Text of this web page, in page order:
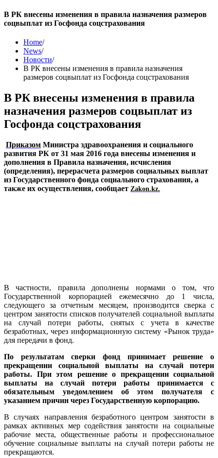
В РК внесены изменения в правила назначения размеров
соцвыплат из Госфонда соцстрахования
Home/
News/
Новости/
В РК внесены изменения в правила назначения
размеров соцвыплат из Госфонда соцстрахования
В РК внесены изменения в правила
назначения размеров соцвыплат из
Госфонда соцстрахования
Приказом Министра здравоохранения и социального
развития РК от 31 мая 2016 года внесены изменения и
дополнения в Правила назначения, исчисления
(определения), перерасчета размеров социальных выплат
из Государственного фонда социального страхования, а
также их осуществления, сообщает Zakon.kz.
В частности, правила дополнены нормами о том, что
Государственной корпорацией ежемесячно до 1 числа,
следующего за отчетным месяцем, производится сверка с
центром занятости списков получателей социальной выплаты
на случай потери работы, снятых с учета в качестве
безработных, через информационную систему «Рынок труда»
для передачи в фонд.
По результатам сверки фонд принимает решение о
прекращении социальной выплаты на случай потери
работы. При этом решение о прекращении социальной
выплаты на случай потери работы принимается с
обязательным уведомлением об этом получателя с
указанием причин через Государственную корпорацию.
В случаях направления безработного центром занятости в
рамках активных мер содействия занятости на социальные
рабочие места, общественные работы и профессиональное
обучение социальные выплаты на случай потери работы не
прекращаются.